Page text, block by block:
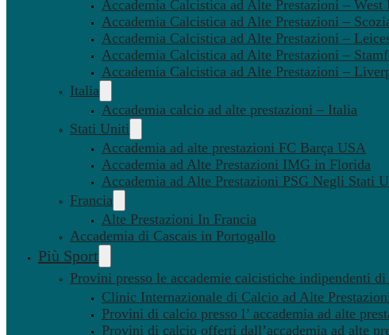
Accademia Calcistica ad Alte Prestazioni – West
Accademia Calcistica ad Alte Prestazioni –
Accademia Calcistica ad Alte Prestazioni –
Accademia Calcistica ad Alte Prestazioni –
Accademia Calcistica ad Alte Prestazioni –
Italia
Accademia calcio ad alte prestazioni – Italia
Stati Uniti
Accademia ad alte prestazioni FC Barça USA
Accademia ad Alte Prestazioni IMG in Florida
Accademia ad Alte Prestazioni PSG Negli Stati
Francia
Alte Prestazioni In Francia
Accademia di Cascais in Portogallo
Più Sport
Provini presso le accademie calcistiche indipendenti
Clinic Internazionale di Calcio ad Alte Prestazioni
Provini di calcio presso l’ accademia ad alte
Provini di calcio offerti dall’accademia ad alte